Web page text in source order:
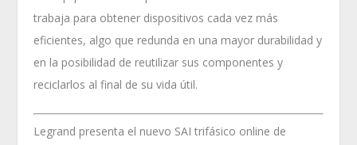
trabaja para obtener dispositivos cada vez más
eficientes, algo que redunda en una mayor durabilidad y
en la posibilidad de reutilizar sus componentes y
reciclarlos al final de su vida útil.
Legrand presenta el nuevo SAI trifásico online de